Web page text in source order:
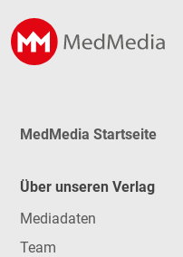
MedMedia Startseite
Über unseren Verlag
Mediadaten
Team